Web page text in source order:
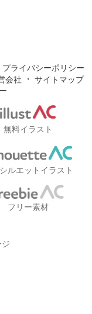
プライバシーポリシー
会社 ・ サイトマップ
無料イラスト
ルエットイラスト
フリー素材